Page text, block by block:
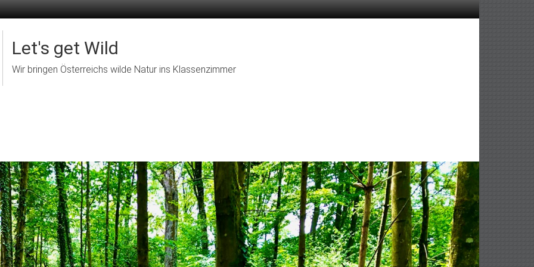
Let's get Wild
Wir bringen Österreichs wilde Natur ins Klassenzimmer